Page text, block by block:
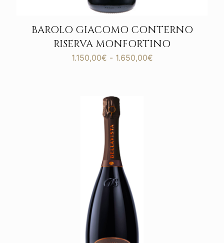
BAROLO GIACOMO CONTERNO
RISERVA MONFORTINO
1.150,00€ - 1.650,00€Fascia